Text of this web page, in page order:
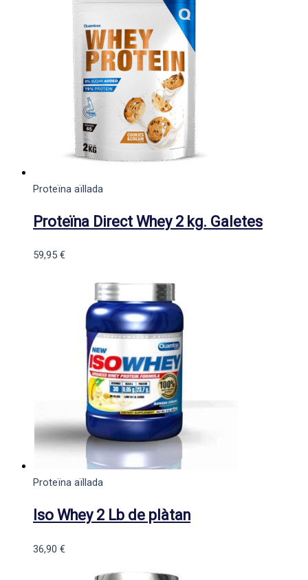
Proteïna aïllada
Proteïna Direct Whey 2 kg. Galetes
59,95 €
Proteïna aïllada
Iso Whey 2 Lb de plàtan
36,90 €